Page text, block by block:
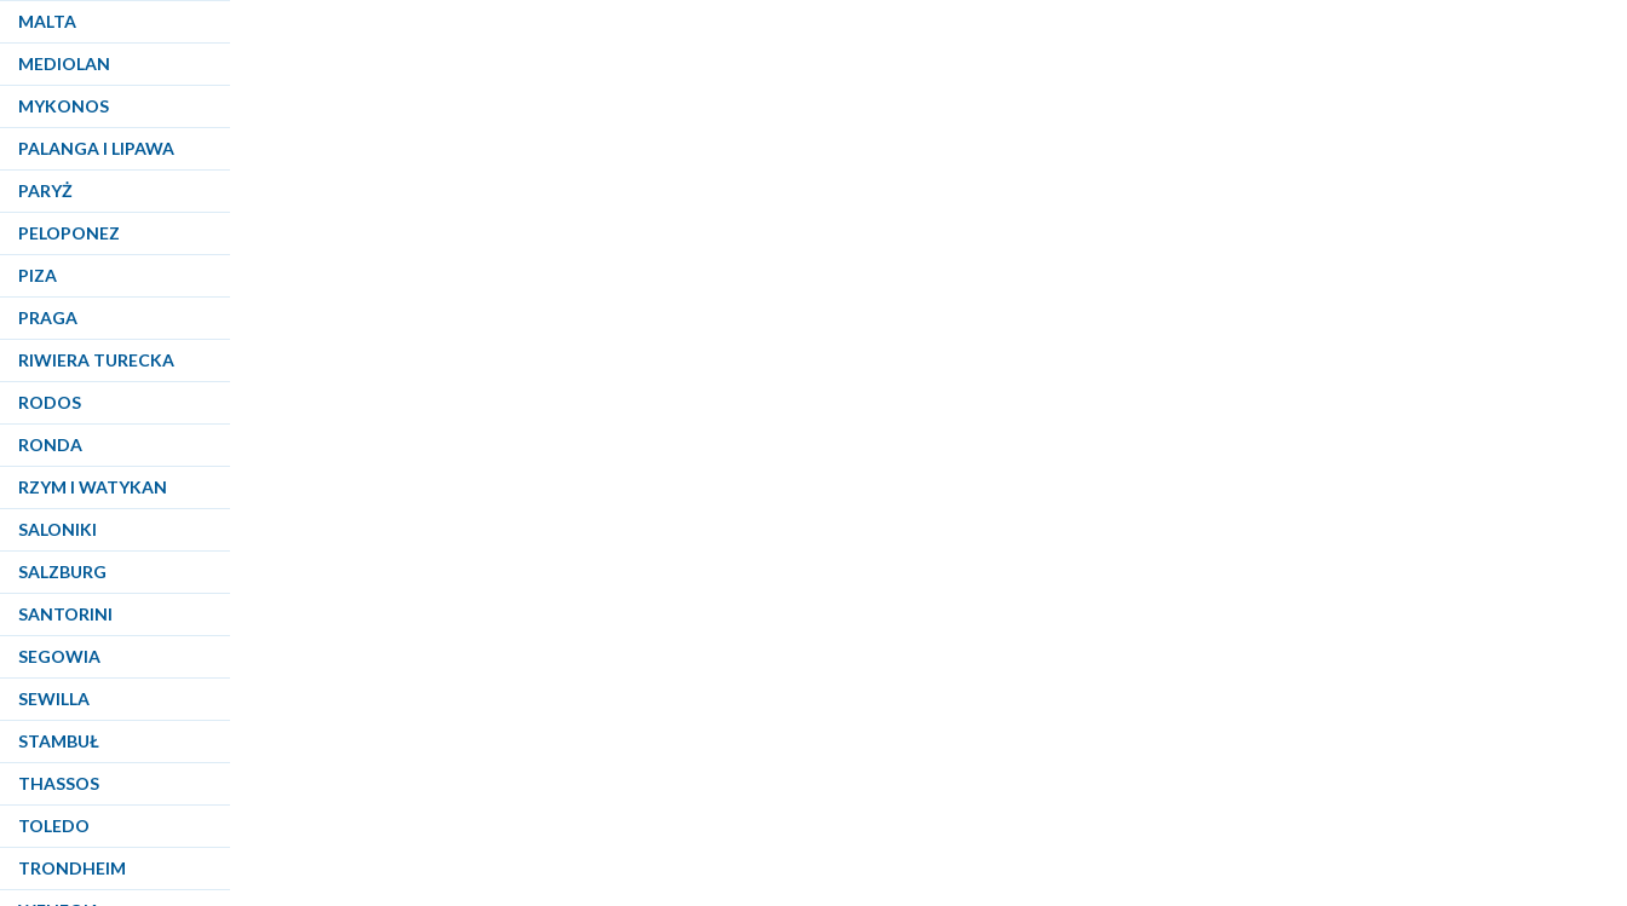
MALTA
MEDIOLAN
MYKONOS
PALANGA I LIPAWA
PARYŻ
PELOPONEZ
PIZA
PRAGA
RIWIERA TURECKA
RODOS
RONDA
RZYM I WATYKAN
SALONIKI
SALZBURG
SANTORINI
SEGOWIA
SEWILLA
STAMBUŁ
THASSOS
TOLEDO
TRONDHEIM